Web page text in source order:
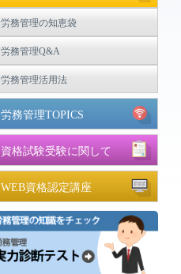
労務管理の知恵袋
労務管理Q&A
労務管理活用法
労務管理TOPICS
資格試験受験に関して
WEB資格認定講座